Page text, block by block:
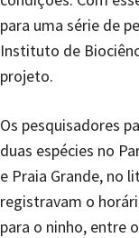
para uma série de
Instituto de
projeto.
Os pesquisadores
duas espécies no
e Praia Grande, no
registravam o
para o ninho, entre